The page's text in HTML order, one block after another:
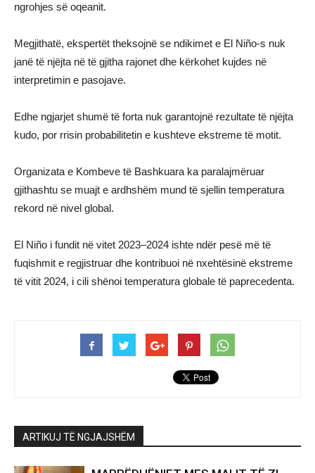
ngrohjes së oqeanit.
Megjithatë, ekspertët theksojnë se ndikimet e El Niño-s nuk
janë të njëjta në të gjitha rajonet dhe kërkohet kujdes në
interpretimin e pasojave.
Edhe ngjarjet shumë të forta nuk garantojnë rezultate të njëjta
kudo, por rrisin probabilitetin e kushteve ekstreme të motit.
Organizata e Kombeve të Bashkuara ka paralajmëruar
gjithashtu se muajt e ardhshëm mund të sjellin temperatura
rekord në nivel global.
El Niño i fundit në vitet 2023–2024 ishte ndër pesë më të
fuqishmit e regjistruar dhe kontribuoi në nxehtësinë ekstreme
të vitit 2024, i cili shënoi temperatura globale të paprecedenta.
ARTIKUJ TË NGJAJSHËM